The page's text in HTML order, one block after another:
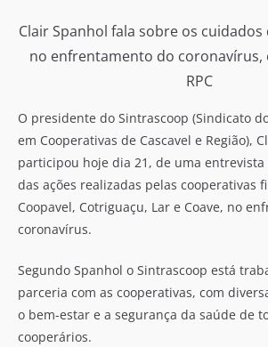
Clair Spanhol fala sobre os
no enfrentamento do coronavírus,
RPC
O presidente do Sintrascoop (Sindicato
em Cooperativas de Cascavel e Região),
participou hoje dia 21, de uma entrevista
das ações realizadas pelas cooperativas
Coopavel, Cotriguaçu, Lar e Coave, no
coronavírus.
Segundo Spanhol o Sintrascoop está
parceria com as cooperativas, com
o bem-estar e a segurança da saúde de
cooperários.